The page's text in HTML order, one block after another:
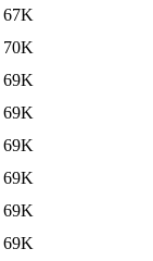
67K
70K
69K
69K
69K
69K
69K
69K